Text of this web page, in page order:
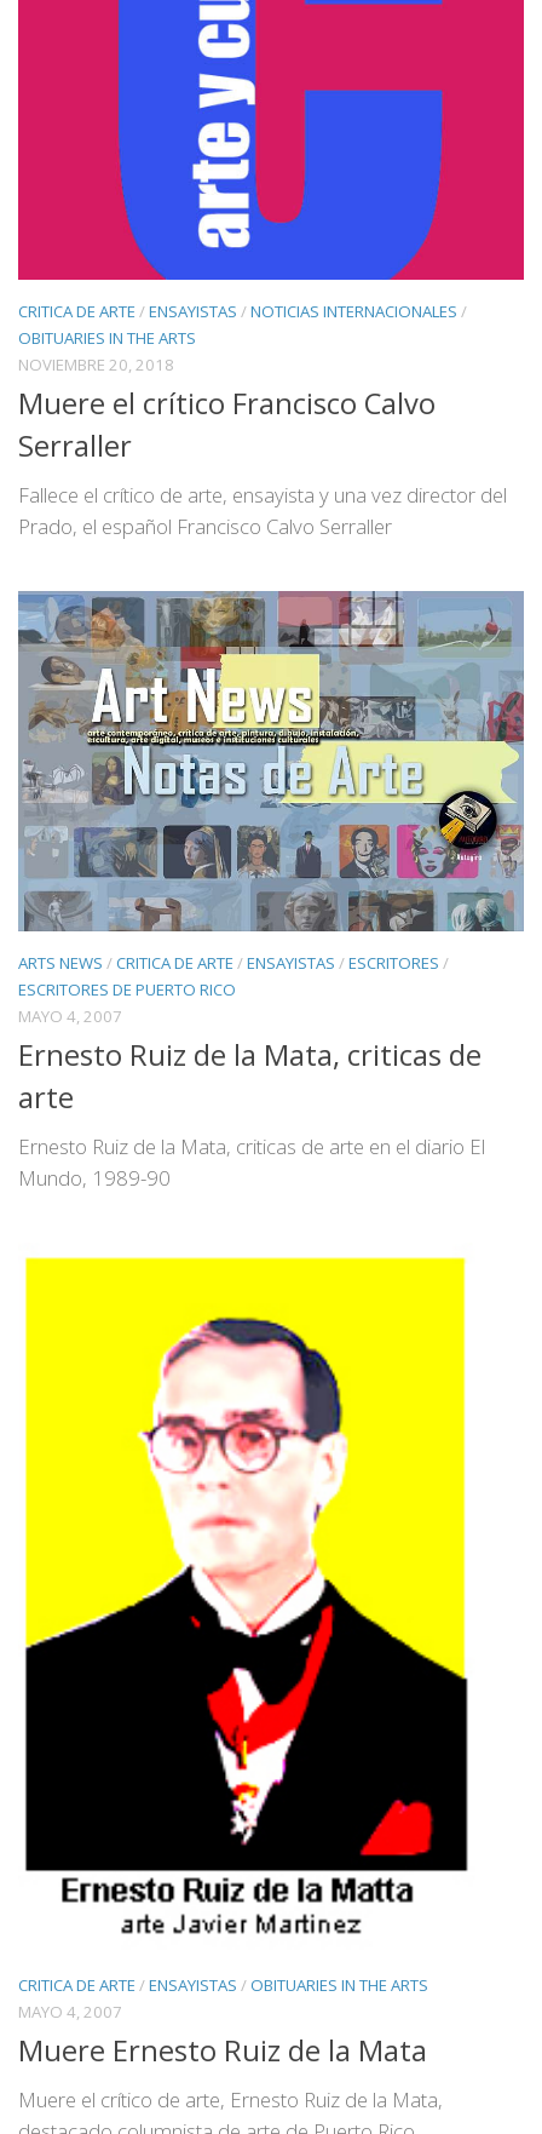
CRITICA DE ARTE /ENSAYISTAS /NOTICIAS INTERNACIONALES /
OBITUARIES IN THE ARTS
NOVIEMBRE 20, 2018
Muere el crítico Francisco Calvo
Serraller
Fallece el crítico de arte, ensayista y una vez director del
Prado, el español Francisco Calvo Serraller
ARTS NEWS /CRITICA DE ARTE /ENSAYISTAS /ESCRITORES /
ESCRITORES DE PUERTO RICO
MAYO 4, 2007
Ernesto Ruiz de la Mata, criticas de
arte
Ernesto Ruiz de la Mata, criticas de arte en el diario El
Mundo, 1989-90
CRITICA DE ARTE /ENSAYISTAS / OBITUARIES IN THE ARTS
MAYO 4, 2007
Muere Ernesto Ruiz de la Mata
Muere el crítico de arte, Ernesto Ruiz de la Mata,